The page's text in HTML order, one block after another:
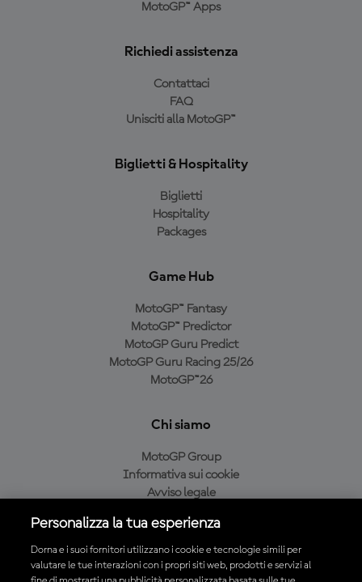
MotoGP™ Apps
Richiedi assistenza
Contattaci
FAQ
Unisciti alla MotoGP™
Biglietti & Hospitality
Biglietti
Hospitality
Packages
Game Hub
MotoGP™ Fantasy
MotoGP™ Predictor
MotoGP Guru Predict
MotoGP Guru Racing 25/26
MotoGP™26
Chi siamo
MotoGP Group
Informativa sui cookie
Avviso legale
Condizioni di acquisto
Personalizza la tua esperienza
Dorna e i suoi fornitori utilizzano i cookie e tecnologie simili per
valutare le tue interazioni con i propri siti web, prodotti e servizi al